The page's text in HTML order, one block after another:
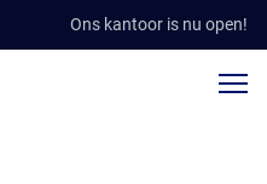
Ons kantoor is nu open!